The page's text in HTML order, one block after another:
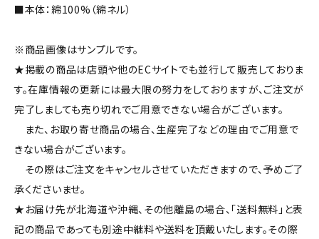
■本体：綿100%（綿ネル）
※商品画像はサンプルです。
★掲載の商品は店頭や他のECサイトでも並行して販売しておりま
す。在庫情報の更新には最大限の努力をしておりますが、ご注文が
完了しましても売り切れでご用意できない場合がございます。
また、お取り寄せ商品の場合、生産完了などの理由でご用意で
きない場合がございます。
その際はご注文をキャンセルさせていただきますので、予めご了
承くださいませ。
★お届け先が北海道や沖縄、その他離島の場合、「送料無料」と表
記の商品であっても別途中継料や送料を頂戴いたします。その際